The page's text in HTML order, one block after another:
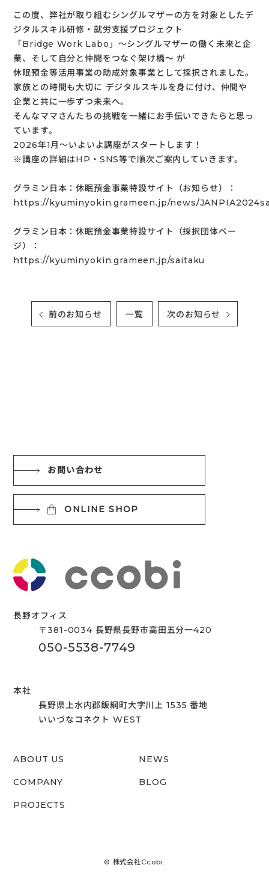
この度、弊社が取り組むシングルマザーの方を対象としたデ
ジタルスキル研修・就労支援プロジェクト
「Bridge Work Labo」〜シングルマザーの働く未来と企
業、そして自分と仲間をつなぐ架け橋〜 が
休眠預金等活用事業の助成対象事業として採択されました。
家族との時間も大切に デジタルスキルを身に付け、仲間や
企業と共に一歩ずつ未来へ。
そんなママさんたちの挑戦を一緒にお手伝いできたらと思っ
ています。
2026年1月〜いよいよ講座がスタートします！
※講座の詳細はHP・SNS等で順次ご案内していきます。
グラミン日本：休眠預金事業特設サイト（お知らせ）：
https://kyuminyokin.grameen.jp/news/
グラミン日本：休眠預金事業特設サイト（採択団体ペー
ジ）：
https://kyuminyokin.grameen.jp/saitaku
前のお知らせ 一覧 次のお知らせ
お問い合わせ
ONLINE SHOP
長野オフィス
〒381-0034 長野県長野市高田五分一420
050-5538-7749
本社
長野県上水内郡飯綱町大字川上 1535 番地
いいづなコネクト WEST
ABOUT US
COMPANY
PROJECTS
NEWS
BLOG
© 株式会社Ccobi.